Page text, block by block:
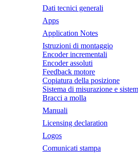
Dati tecnici generali
Apps
Application Notes
Istruzioni di montaggio
Encoder incrementali
Encoder assoluti
Feedback motore
Copiatura della posizione
Sistema di misurazione e
Bracci a molla
Manuali
Licensing declaration
Logos
Comunicati stampa